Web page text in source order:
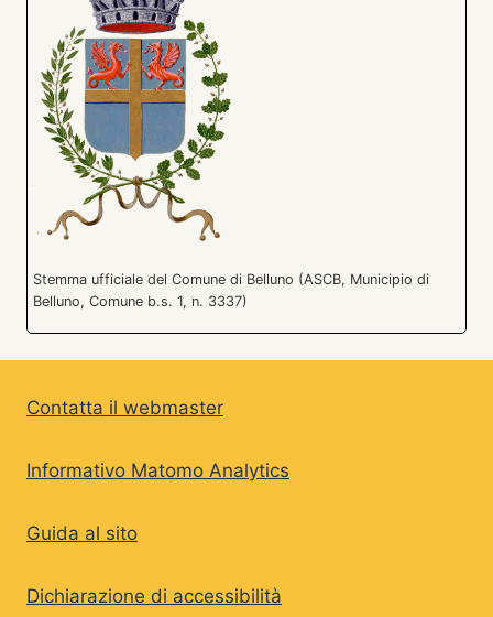
Stemma ufficiale del Comune di Belluno (ASCB, Municipio di
Belluno, Comune b.s. 1, n. 3337)
Contatta il webmaster
Informativo Matomo Analytics
Guida al sito
Dichiarazione di accessibilità